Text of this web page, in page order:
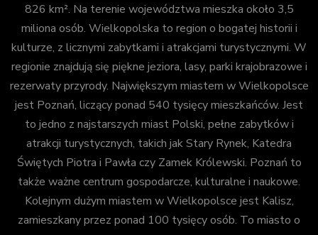
826 km². Na terenie województwa mieszka około 3,5
miliona osób. Wielkopolska to region o bogatej historii i
kulturze, z licznymi zabytkami i atrakcjami turystycznymi. W
regionie znajdują się piękne jeziora, lasy, parki krajobrazowe i
rezerwaty przyrody. Największym miastem w Wielkopolsce
jest Poznań, liczący ponad 540 tysięcy mieszkańców. Jest
to jedno z najstarszych miast Polski, pełne zabytków i
atrakcji turystycznych, takich jak Stary Rynek, Katedra
Świętych Piotra i Pawła czy Zamek Królewski. Poznań to
także ważne centrum gospodarcze, kulturalne i naukowe.
Kolejnym dużym miastem w Wielkopolsce jest Kalisz,
zamieszkany przez ponad 100 tysięcy osób. To miasto o